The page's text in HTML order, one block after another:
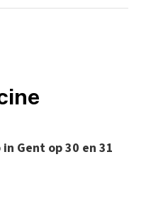
Gent op 30 en 31